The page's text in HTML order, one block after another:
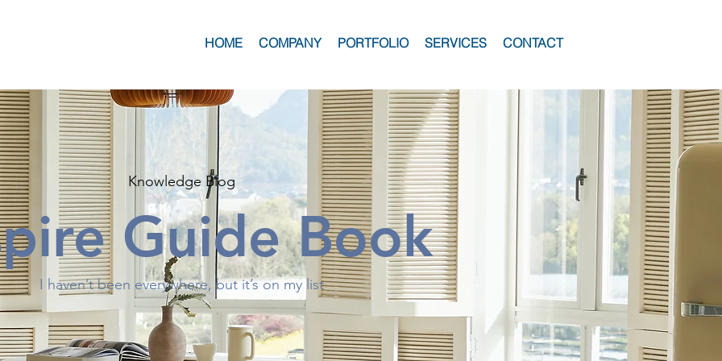
HOME COMPANY PORTFOLIO SERVICES CONTACT
Knowledge Blog
Guide Book
I haven’t been everywhere, but it’s on my list